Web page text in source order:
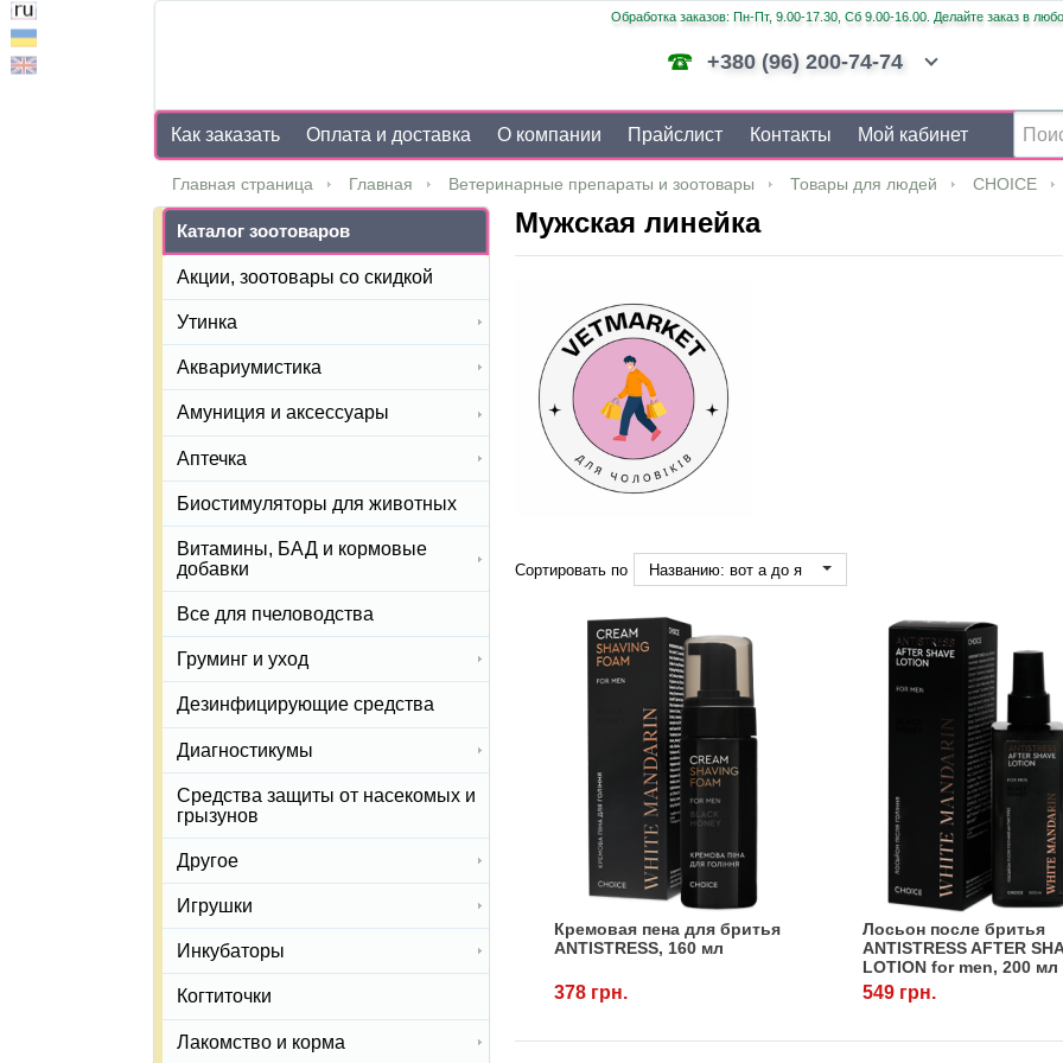
Обработка заказов: Пн-Пт, 9.00-17.30, Сб 9.00-16.00. Делайте заказ в
+380 (96) 200-74-74
Как заказать Оплата и доставка О компании Прайслист Контакты Мой кабинет
Главная страница Главная Ветеринарные препараты и зоотовары Товары для людей CHOICE
Мужская линейка
Сортировать по Названию: вот а до я
Кремовая пена для бритья
ANTISTRESS, 160 мл
378 грн.
Лосьон после бритья
ANTISTRESS AFTER
LOTION for men, 200 мл
549 грн.
Каталог зоотоваров
Акции, зоотовары со скидкой
Утинка
Аквариумистика
Амуниция и аксессуары
Аптечка
Биостимуляторы для животных
Витамины, БАД и кормовые
добавки
Все для пчеловодства
Груминг и уход
Дезинфицирующие средства
Диагностикумы
Средства защиты от насекомых и
грызунов
Другое
Игрушки
Инкубаторы
Когтиточки
Лакомство и корма